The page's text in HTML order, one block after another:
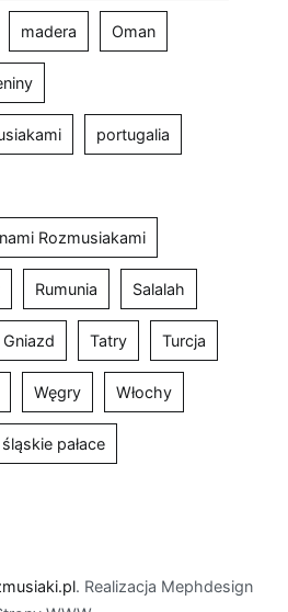
madera Oman
portugalia
Rozmusiakami
Rumunia Salalah
Tatry Turcja
Węgry Włochy
śląskie pałace
. Realizacja Mephdesign